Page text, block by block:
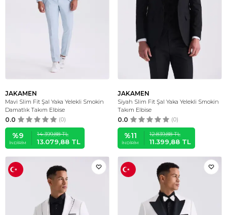
JAKAMEN
Mavi Slim Fit Şal Yaka Yelekli Smokin
Damatlık Takım Elbise
0.0 (0)
%9
İNDIRIM
14.399,88TL
13.079,88 TL
JAKAMEN
Siyah Slim Fit Şal Yaka Yelekli Smokin
Takım Elbise
0.0 (0)
%11
İNDIRIM
12.839,88TL
11.399,88 TL